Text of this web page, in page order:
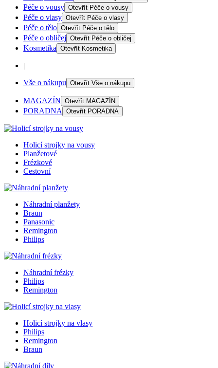
Péče o vousy Otevřít Péče o vousy
Péče o vlasy Otevřít Péče o vlasy
Péče o tělo Otevřít Péče o tělo
Péče o obličej Otevřít Péče o obličej
Kosmetika Otevřít Kosmetika
|
Vše o nákupu Otevřít Vše o nákupu
MAGAZÍN Otevřít MAGAZÍN
PORADNA Otevřít PORADNA
Holicí strojky na vousy
Planžetové
Frézkové
Cestovní
Náhradní planžety
Braun
Panasonic
Remington
Philips
Náhradní frézky
Philips
Remington
Holicí strojky na vlasy
Philips
Remington
Braun